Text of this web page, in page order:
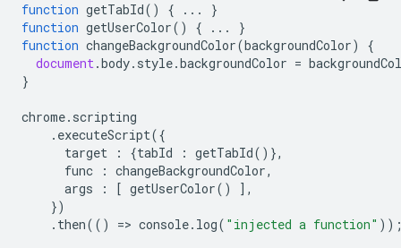
function getTabId() { ...
}
function getUserColor() { ...
}
function changeBackgroundColor(backgroundColor)
{
document.body. style.backgroundColor =
}
chrome. scripting
. executeScript({
target
: {tabId : getTabId()},
func
: changeBackgroundColor,
args
: [ getUserColor()
],
})
. then(() => console. log( "injected a function"